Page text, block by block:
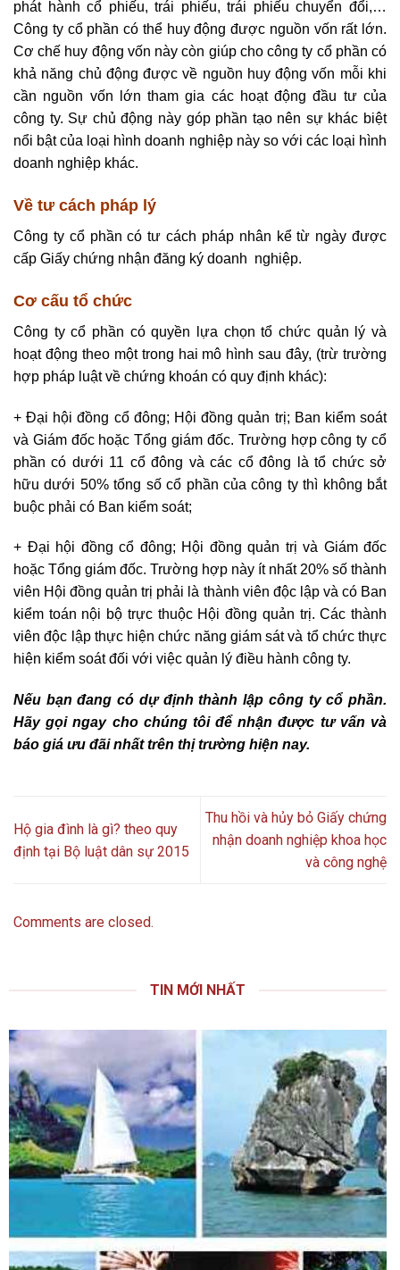
phát hành cổ phiếu, trái phiếu, trái phiếu chuyển đổi,…
Công ty cổ phần có thể huy động được nguồn vốn rất lớn.
Cơ chế huy động vốn này còn giúp cho công ty cổ phần có
khả năng chủ động được về nguồn huy động vốn mỗi khi
cần nguồn vốn lớn tham gia các hoạt động đầu tư của
công ty. Sự chủ động này góp phần tạo nên sự khác biệt
nổi bật của loại hình doanh nghiệp này so với các loại hình
doanh nghiệp khác.
Về tư cách pháp lý
Công ty cổ phần có tư cách pháp nhân kể từ ngày được
cấp Giấy chứng nhận đăng ký doanh nghiệp.
Cơ cấu tổ chức
Công ty cổ phần có quyền lựa chọn tổ chức quản lý và
hoạt động theo một trong hai mô hình sau đây, (trừ trường
hợp pháp luật về chứng khoán có quy định khác):
+ Đại hội đồng cổ đông; Hội đồng quản trị; Ban kiểm soát
và Giám đốc hoặc Tổng giám đốc. Trường hợp công ty cổ
phần có dưới 11 cổ đông và các cổ đông là tổ chức sở
hữu dưới 50% tổng số cổ phần của công ty thì không bắt
buộc phải có Ban kiểm soát;
+ Đại hội đồng cổ đông; Hội đồng quản trị và Giám đốc
hoặc Tổng giám đốc. Trường hợp này ít nhất 20% số thành
viên Hội đồng quản trị phải là thành viên độc lập và có Ban
kiểm toán nội bộ trực thuộc Hội đồng quản trị. Các thành
viên độc lập thực hiện chức năng giám sát và tổ chức thực
hiện kiểm soát đối với việc quản lý điều hành công ty.
Nếu bạn đang có dự định thành lập công ty cổ phần.
Hãy gọi ngay cho chúng tôi để nhận được tư vấn và
báo giá ưu đãi nhất trên thị trường hiện nay.
Hộ gia đình là gì? theo quy
định tại Bộ luật dân sự 2015
Thu hồi và hủy bỏ Giấy chứng
nhận doanh nghiệp khoa học
và công nghệ
Comments are closed.
TIN MỚI NHẤT